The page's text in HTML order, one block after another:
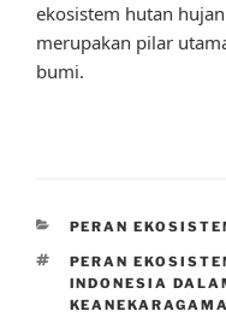
ekosistem hutan
merupakan pilar
bumi.
CATEGORIES
PERAN
TAGS
PERAN
INDONESIA